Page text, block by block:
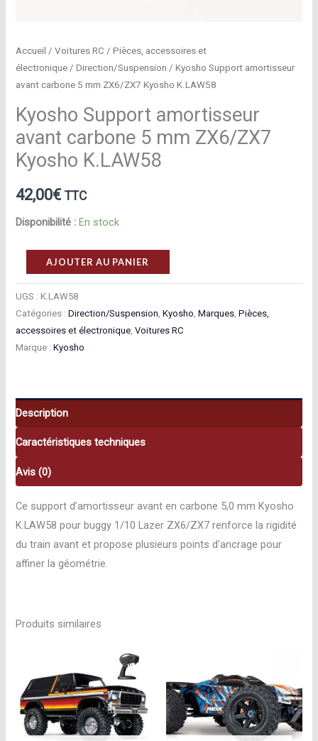
Accueil /Voitures RC /Pièces, accessoires et
électronique /Direction/Suspension / Kyosho Support amortisseur
avant carbone 5 mm ZX6/ZX7 Kyosho K.LAW58
Kyosho Support amortisseur
avant carbone 5 mm ZX6/ZX7
Kyosho K.LAW58
42,00€ TTC
Disponibilité : En stock
quantité
de
Kyosho
Support
amortisseur
avant
mm
ZX6/ZX7
Kyosho
K.LAW58
AJOUTER AU PANIER
UGS :K.LAW58
Catégories :Direction/Suspension,Kyosho,Marques,Pièces,
accessoires et électronique,Voitures RC
Marque :Kyosho
Description
Caractéristiques techniques
Avis (0)
Ce support d’amortisseur avant en carbone 5,0 mm Kyosho
K.LAW58 pour buggy 1/10 Lazer ZX6/ZX7 renforce la rigidité
du train avant et propose plusieurs points d’ancrage pour
affiner la géométrie.
Produits similaires